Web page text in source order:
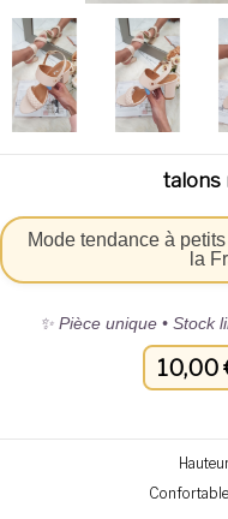
talons
Mode tendance à
la
✨ Pièce unique • Stock
10,00